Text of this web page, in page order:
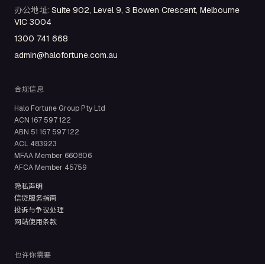
办公地址: Suite 902, Level 9, 3 Bowen Crescent, Melbourne
VIC 3004
1300 741 668
admin@halofortune.com.au
合规信息
Halo Fortune Group Pty Ltd
ACN 167 597 122
ABN 51 167 597 122
ACL 483923
MFAA Member 660806
AFCA Member 45759
隐私声明
信贷服务指南
投诉与争议处理
网站使用条款
也许你需要